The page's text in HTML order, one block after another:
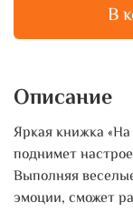
В
Описание
Яркая книжка
поднимет
Выполняя
эмоции, сможет